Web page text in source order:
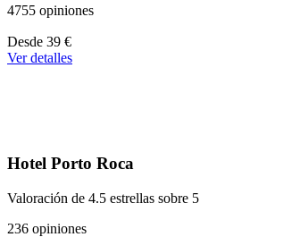
4755 opiniones
A
partir
Desde 39 €
Ver detalles
Hotel Porto Roca
Valoración de 4.5 estrellas sobre 5
236 opiniones